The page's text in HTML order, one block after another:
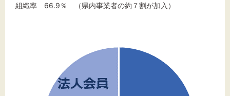
組織率 66.9％ （県内事業者の約７割が加入）